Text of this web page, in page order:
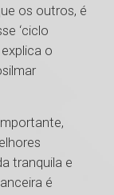
os outros, é
‘ciclo
o
tranquila e
é